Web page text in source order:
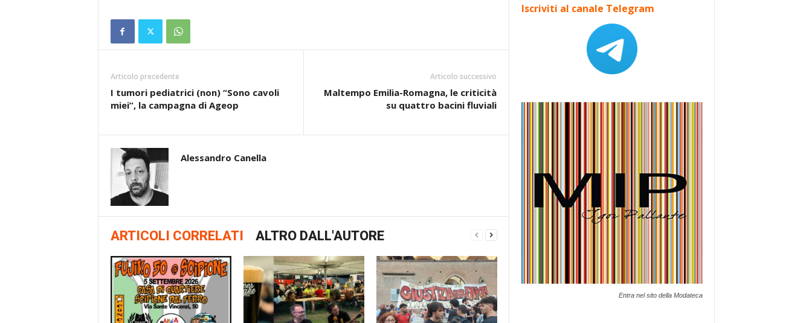
Articolo precedente
I tumori pediatrici (non) “Sono cavoli
miei”, la campagna di Ageop
Articolo successivo
Maltempo Emilia-Romagna, le criticità
su quattro bacini fluviali
Alessandro Canella
ARTICOLI CORRELATI ALTRO DALL'AUTORE
Iscriviti al canale Telegram
Entra nel sito della Modateca